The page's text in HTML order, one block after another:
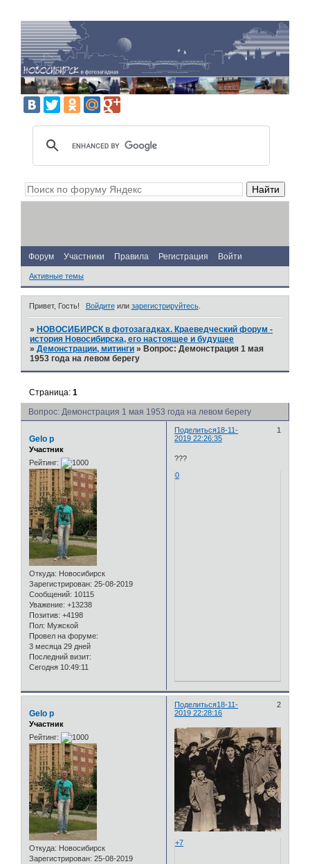
Форум Участники Правила Регистрация Войти
Активные темы
Привет, Гость! Войдитеили зарегистрируйтесь.
» НОВОСИБИРСК в фотозагадках. Краеведческий форум -
история Новосибирска, его настоящее и будущее
»Демонстрации, митинги » Вопрос: Демонстрация 1 мая
1953 года на левом берегу
Вопрос: Демонстрация 1 мая 1953 года на левом берегу
Страница:1
Поделиться 1
18-11-
2019 22:26:35
Gelo p
Участник
Рейтинг:
Откуда: Новосибирск
Зарегистрирован: 25-08-2019
Сообщений: 10115
Уважение: +13238
Позитив: +4198
Пол: Мужской
Провел на форуме:
3 месяца 29 дней
Последний визит:
Сегодня 10:49:11
???
0
Поделиться 2
18-11-
2019 22:28:16
Gelo p
Участник
Рейтинг:
Откуда: Новосибирск
Зарегистрирован: 25-08-2019
+7